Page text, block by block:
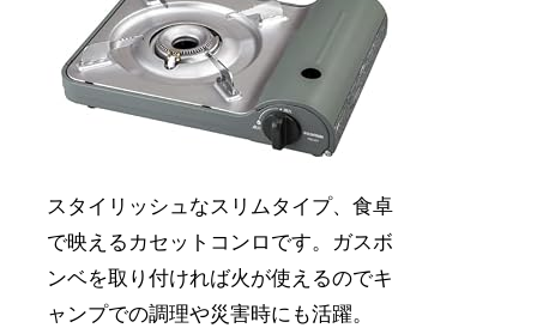
スタイリッシュなスリムタイプ、食卓
で映えるカセットコンロです。ガスボ
ンベを取り付ければ火が使えるのでキ
ャンプでの調理や災害時にも活躍。